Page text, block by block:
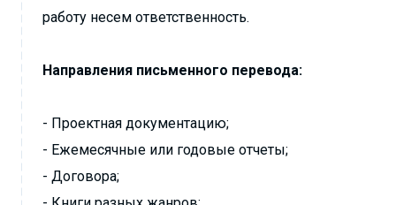
работу несем ответственность.
Направления письменного перевода:
- Проектная документацию;
- Ежемесячные или годовые отчеты;
- Договора;